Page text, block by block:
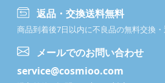
返品・交換送料無料
商品到着後7日以内に不良品の無料交換・
メールでのお問い合わせ
service@cosmioo.com